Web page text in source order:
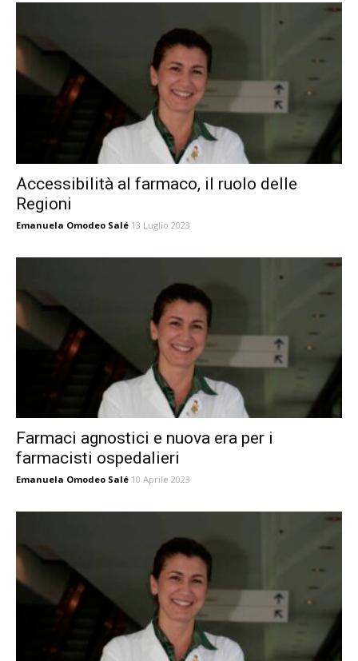
Accessibilità al farmaco, il ruolo delle
Regioni
Emanuela Omodeo Salé 13 Luglio 2023
Farmaci agnostici e nuova era per i
farmacisti ospedalieri
Emanuela Omodeo Salé 10 Aprile 2023